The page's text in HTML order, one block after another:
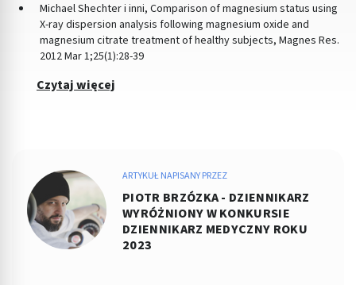
Michael Shechter i inni, Comparison of magnesium status using
X-ray dispersion analysis following magnesium oxide and
magnesium citrate treatment of healthy subjects, Magnes Res.
2012 Mar 1;25(1):28-39
Czytaj więcej
ARTYKUŁ NAPISANY PRZEZ
PIOTR BRZÓZKA - DZIENNIKARZ
WYRÓŻNIONY W KONKURSIE
DZIENNIKARZ MEDYCZNY ROKU
2023